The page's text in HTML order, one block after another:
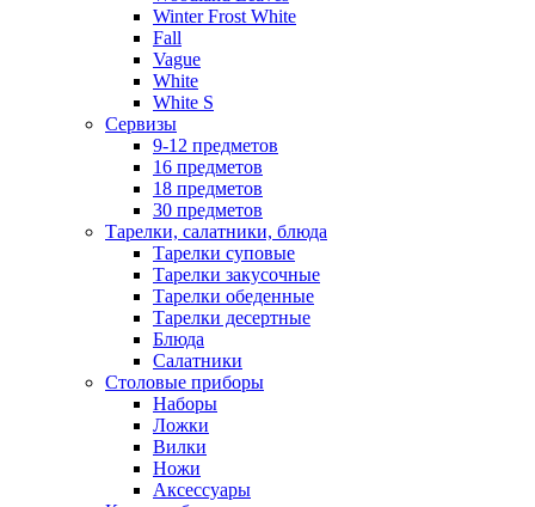
Winter Frost White
Fall
Vague
White
White S
Сервизы
9-12 предметов
16 предметов
18 предметов
30 предметов
Тарелки, салатники, блюда
Тарелки суповые
Тарелки закусочные
Тарелки обеденные
Тарелки десертные
Блюда
Салатники
Столовые приборы
Наборы
Ложки
Вилки
Ножи
Аксессуары